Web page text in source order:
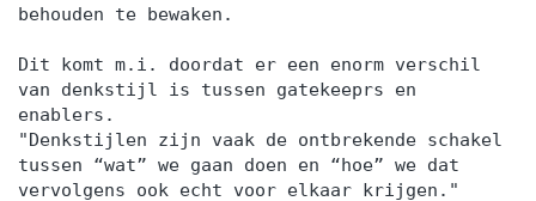
behouden te bewaken.
Dit komt m.i. doordat er een enorm verschil
van denkstijl is tussen gatekeeprs en
enablers.
"Denkstijlen zijn vaak de ontbrekende schakel
tussen “wat” we gaan doen en “hoe” we dat
vervolgens ook echt voor elkaar krijgen."